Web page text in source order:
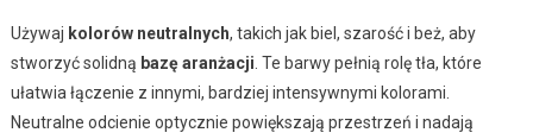
Używaj kolorów neutralnych, takich jak biel, szarość i beż, aby
stworzyć solidną bazę aranżacji . Te barwy pełnią rolę tła, które
ułatwia łączenie z innymi, bardziej intensywnymi kolorami.
Neutralne odcienie optycznie powiększają przestrzeń i nadają